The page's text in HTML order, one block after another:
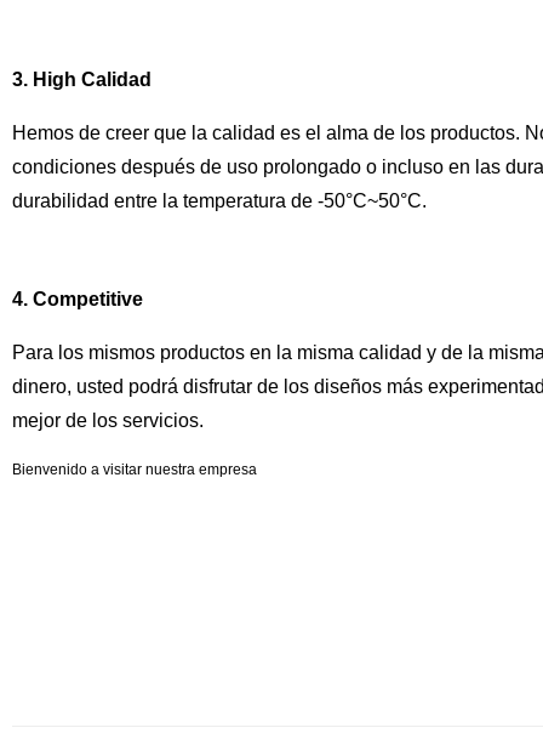
3. High Calidad
Hemos de creer que la calidad es el alma de los productos.
condiciones después de uso prolongado o incluso en las
durabilidad entre la temperatura de -50°C~50°C.
4. Competitive
Para los mismos productos en la misma calidad y de la
dinero, usted podrá disfrutar de los diseños más
mejor de los servicios.
Bienvenido a visitar nuestra empresa